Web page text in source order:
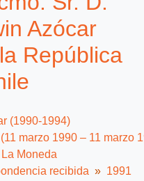
Azócar
República
(1990-1994)
marzo 1990 – 11 marzo
Moneda
recibida
1991